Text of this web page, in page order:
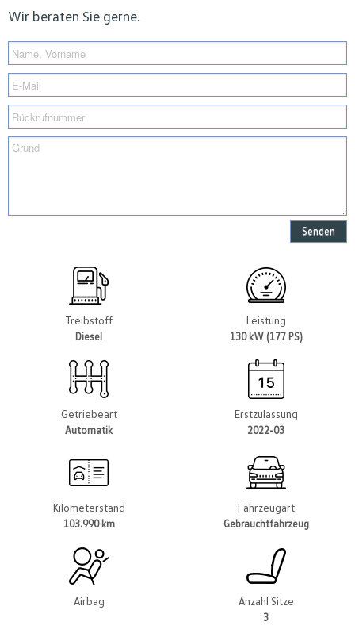
Wir beraten Sie gerne.
Senden
Treibstoff
Diesel
Leistung
130 kW (177 PS)
Getriebeart
Automatik
Erstzulassung
2022-03
Kilometerstand
103.990 km
Fahrzeugart
Gebrauchtfahrzeug
Airbag Anzahl Sitze
3